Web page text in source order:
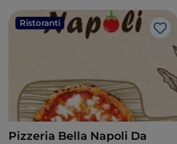
Ristoranti
Like
Pizzeria Bella Napoli Da